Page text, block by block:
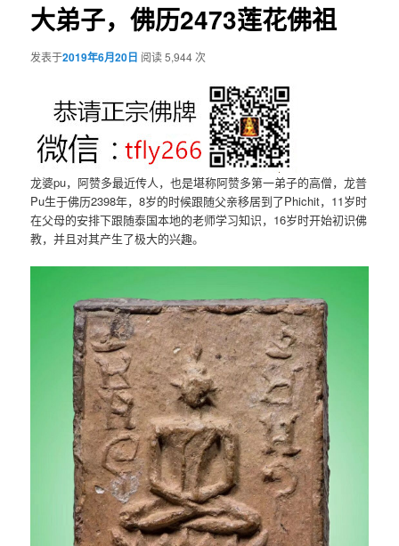
大弟子，佛历2473莲花佛祖
发表于2019年6月20日 阅读 5,944 次
龙婆pu，阿赞多最近传人，也是堪称阿赞多第一弟子的高僧，龙普
Pu生于佛历2398年，8岁的时候跟随父亲移居到了Phichit，11岁时
在父母的安排下跟随泰国本地的老师学习知识，16岁时开始初识佛
教，并且对其产生了极大的兴趣。